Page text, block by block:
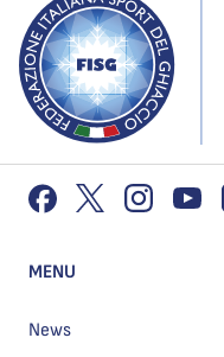
MENU
News